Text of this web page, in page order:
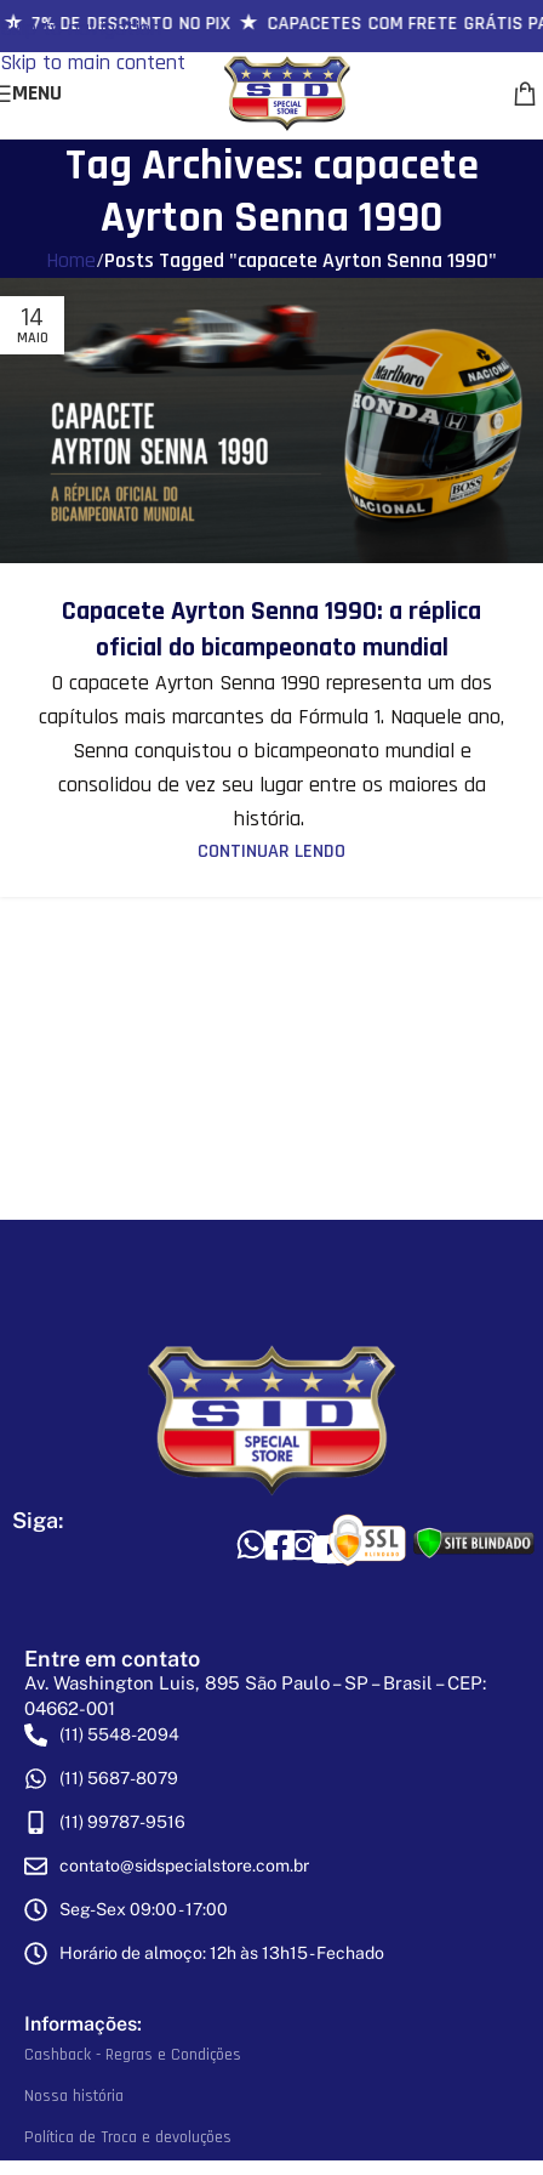
Skip to navigation
Skip to main content
7% DE DESCONTO NO PIX ★ CAPACETES COM FRETE
MENU
Tag Archives: capacete
Ayrton Senna 1990
Home/Posts Tagged "capacete Ayrton Senna 1990"
14
MAIO
Capacete Ayrton Senna 1990: a réplica
oficial do bicampeonato mundial
O capacete Ayrton Senna 1990 representa um dos
capítulos mais marcantes da Fórmula 1. Naquele ano,
Senna conquistou o bicampeonato mundial e
consolidou de vez seu lugar entre os maiores da
história.
CONTINUAR LENDO
Siga:
Entre em contato
Av. Washington Luis, 895 São Paulo – SP – Brasil – CEP:
04662-001
(11) 5548-2094
(11) 5687-8079
(11) 99787-9516
contato@sidspecialstore.com.br
Seg-Sex 09:00 - 17:00
Horário de almoço: 12h às 13h15 - Fechado
Informações:
Cashback - Regras e Condições
Nossa história
Política de Troca e devoluções